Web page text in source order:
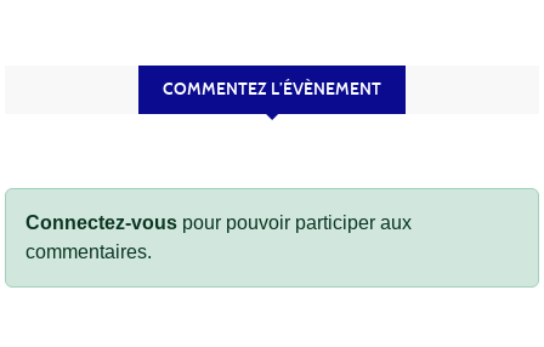
COMMENTEZ L’ÉVÈNEMENT
Connectez-vous pour pouvoir participer aux
commentaires.